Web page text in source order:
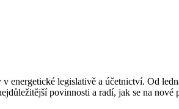
energetické legislativě a účetnictví. Od
povinnosti a radí, jak se na nové